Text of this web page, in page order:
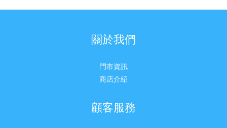
關於我們
門市資訊
商店介紹
顧客服務